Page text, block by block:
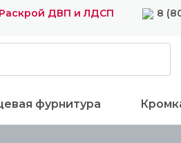
Раскрой ДВП и ЛДСП 8
фурнитура